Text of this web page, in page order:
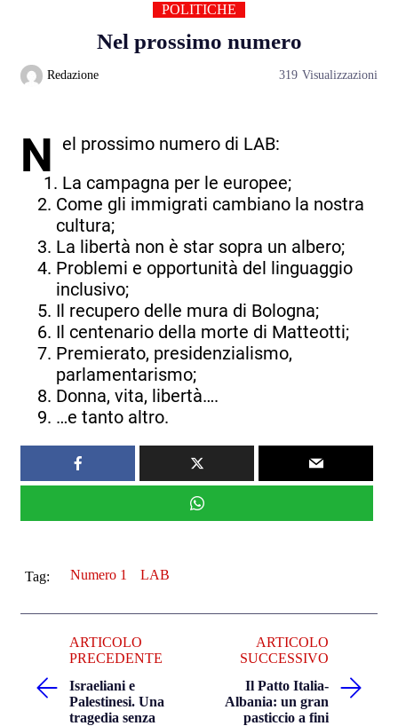
POLITICHE
Nel prossimo numero
Redazione 319 Visualizzazioni
N el prossimo numero di LAB:
La campagna per le europee;
Come gli immigrati cambiano la nostra
cultura;
La libertà non è star sopra un albero;
Problemi e opportunità del linguaggio
inclusivo;
Il recupero delle mura di Bologna;
Il centenario della morte di Matteotti;
Premierato, presidenzialismo,
parlamentarismo;
Donna, vita, libertà….
…e tanto altro.
Tag: Numero 1 LAB
ARTICOLO
PRECEDENTE
Israeliani e
Palestinesi. Una
tragedia senza
ARTICOLO
SUCCESSIVO
Il Patto Italia-
Albania: un gran
pasticcio a fini